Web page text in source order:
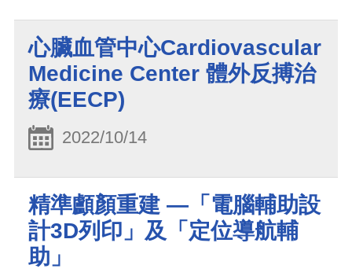
心臟血管中心Cardiovascular
Medicine Center 體外反搏治
療(EECP)
2022/10/14
精準顱顏重建 —「電腦輔助設
計3D列印」及「定位導航輔
助」